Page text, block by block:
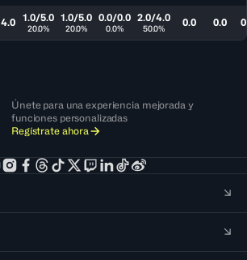
4.0 1.0/5.0
20.0%
1.0/5.0
20.0%
0.0/0.0
0.0%
2.0/4.0
50.0% 0.0 0.0
Únete para una experiencia mejorada y
funciones personalizadas
Regístrate ahora